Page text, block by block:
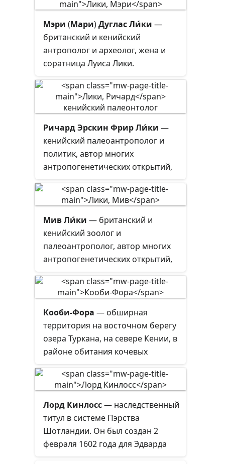
Мэри (Мари)Дуглас Ли́ки —
британский и кенийский
антрополог и археолог, жена и
соратница Луиса Лики.
Ричард Эрскин Фрир Ли́ки —
кенийский палеоантрополог и
политик, автор многих
антропогенетических открытий,
Мив Лики.
Мив Ли́ки — британский и
кенийский зоолог и
палеоантрополог, автор многих
антропогенетических открытий,
Кооби-Фора — обширная
территория на восточном берегу
озера Туркана, на севере Кении, в
районе обитания кочевых
Национального музея Кении,
название происходит из языка
Габбра и означает место
произрастания коммифоры и
источник мирры.
Лорд Кинлосс— наследственный
титул в системе Пэрства
Шотландии. Он был создан 2
февраля 1602 года для Эдварда